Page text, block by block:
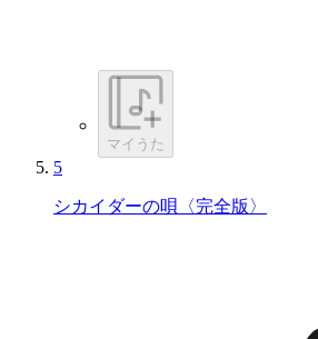
マイうた
5
シカイダーの唄〈完全版〉